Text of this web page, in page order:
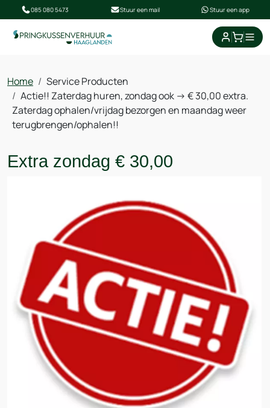
085 080 5473 Stuur een mail Stuur een app
Home
Service Producten
Actie!! Zaterdag huren, zondag ook -> € 30,00 extra.
Zaterdag ophalen/vrijdag bezorgen en maandag weer
terugbrengen/ophalen!!
Extra zondag € 30,00